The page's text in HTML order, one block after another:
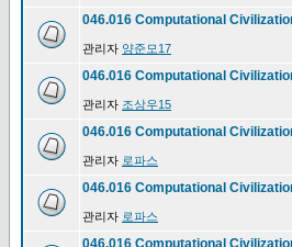
046.016 Computational
관리자 양준모17
046.016 Computational
관리자 조상우15
046.016 Computational
관리자 로파스
046.016 Computational
관리자 로파스
046.016 Computational